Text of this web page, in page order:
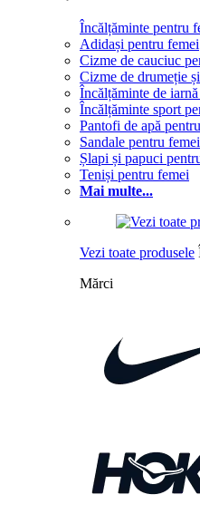
Încălțăminte pentru
Adidași pentru femei
Cizme de cauciuc
Cizme de drumeție
Încălțăminte de
Încălțăminte sport
Pantofi de apă
Sandale pentru femei
Șlapi și papuci
Teniși pentru femei
Mai multe...
Vezi toate produsele
Mărci